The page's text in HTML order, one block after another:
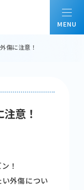
傷に注意！
意！
！
外傷につい